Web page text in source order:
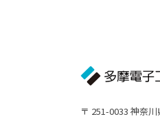
〒 251-0033 神奈